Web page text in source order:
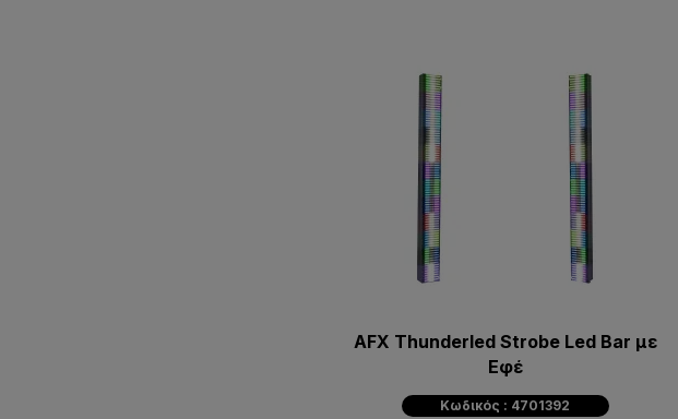
AFX Thunderled Strobe Led Bar με
Εφέ
Κωδικός : 4701392